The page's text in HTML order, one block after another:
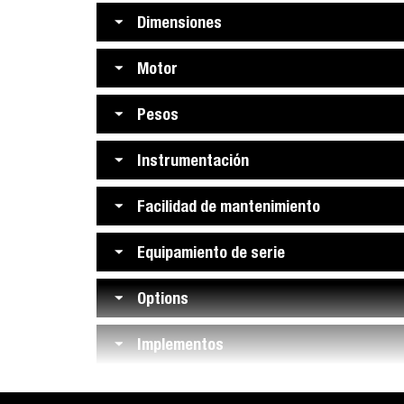
Dimensiones
Motor
Pesos
Instrumentación
Facilidad de mantenimiento
Equipamiento de serie
Options
Implementos